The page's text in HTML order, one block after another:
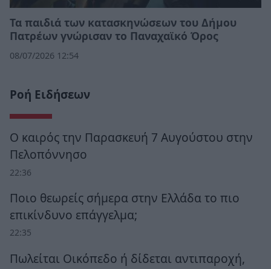
Τα παιδιά των κατασκηνώσεων του Δήμου
Πατρέων γνώρισαν το Παναχαϊκό Όρος
08/07/2026 12:54
Ροή Ειδήσεων
Ο καιρός την Παρασκευή 7 Αυγούστου στην
Πελοπόννησο
22:36
Ποιο θεωρείς σήμερα στην Ελλάδα το πιο
επικίνδυνο επάγγελμα;
22:35
Πωλείται Οικόπεδο ή δίδεται αντιπαροχή,